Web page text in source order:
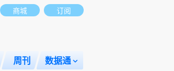
商城 订阅
周刊 数据通